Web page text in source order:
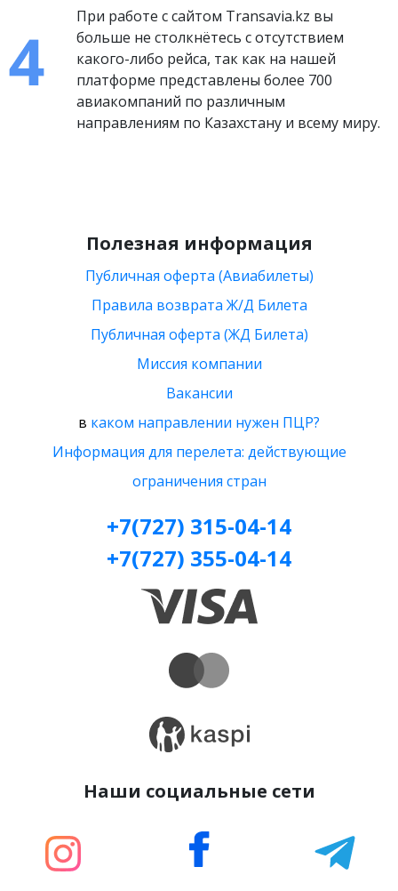
При работе с сайтом Transavia.kz вы
больше не столкнётесь с отсутствием
какого-либо рейса, так как на нашей
платформе представлены более 700
авиакомпаний по различным
направлениям по Казахстану и всему миру.
Полезная информация
Публичная оферта (Авиабилеты)
Правила возврата Ж/Д Билета
Публичная оферта (ЖД Билета)
Миссия компании
Вакансии
в каком направлении нужен ПЦР?
Информация для перелета: действующие
ограничения стран
+7(727) 315-04-14
+7(727) 355-04-14
Наши социальные сети